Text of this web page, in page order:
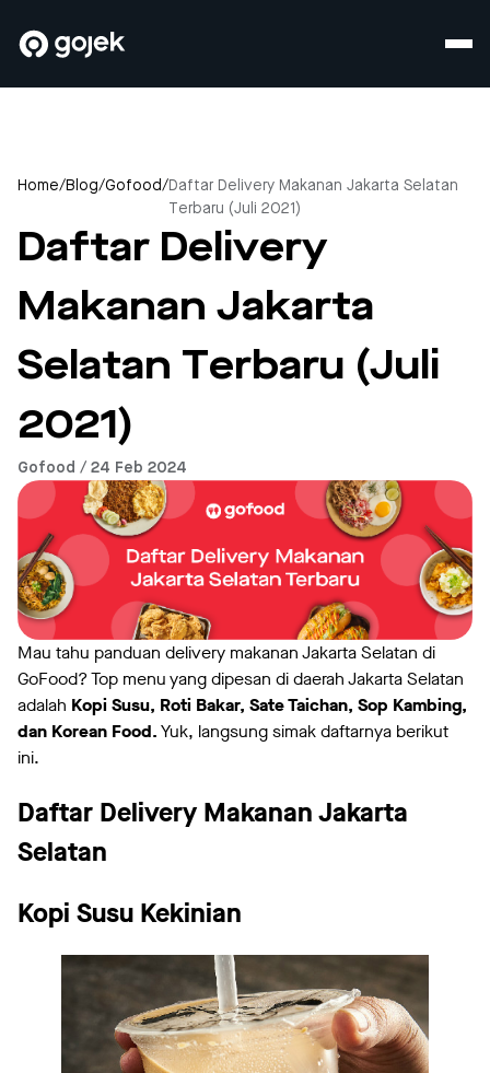
Home/Blog/Gofood/Daftar Delivery Makanan Jakarta Selatan
Terbaru (Juli 2021)
Daftar Delivery
Makanan Jakarta
Selatan Terbaru (Juli
2021)
Gofood / 24 Feb 2024
Mau tahu panduan delivery makanan Jakarta Selatan di
GoFood? Top menu yang dipesan di daerah Jakarta Selatan
adalah Kopi Susu, Roti Bakar, Sate Taichan, Sop Kambing,
dan Korean Food.Yuk, langsung simak daftarnya berikut
ini.
Daftar Delivery Makanan Jakarta
Selatan
Kopi Susu Kekinian